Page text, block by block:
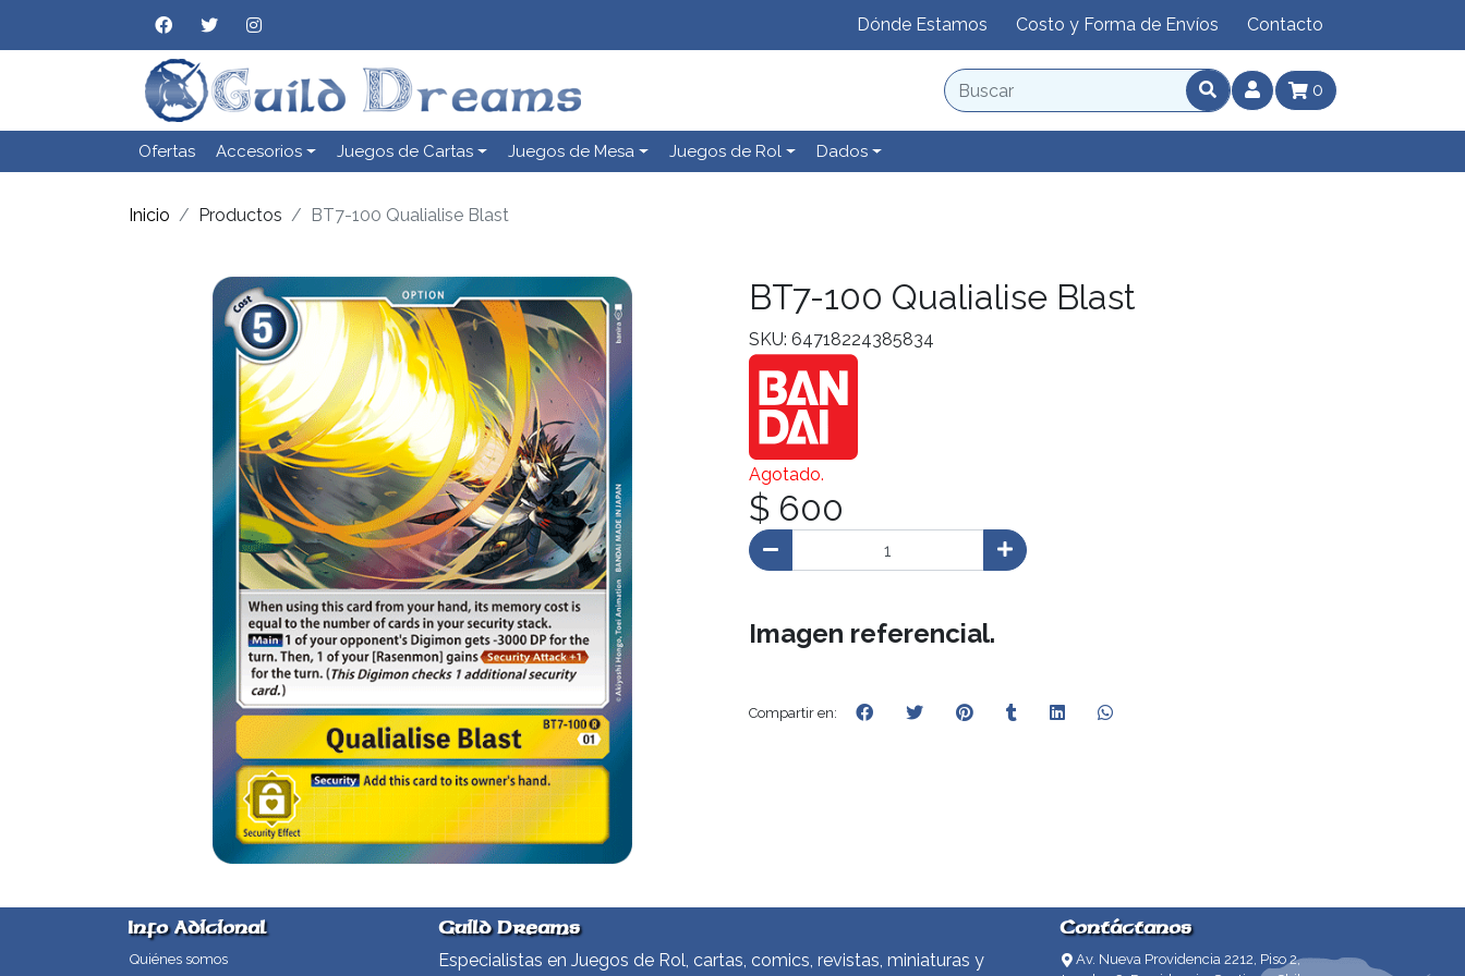
Dónde Estamos Costo y Forma de Envíos Contacto
0
Ofertas Accesorios Juegos de Cartas Juegos de Mesa Juegos de Rol Dados
Inicio Productos BT7-100 Qualialise Blast
BT7-100 Qualialise Blast
SKU: 64718224385834
Agotado.
$ 600
Imagen referencial.
Compartir en:
Info Adicional
Quiénes somos
Guild Dreams
Especialistas en Juegos de Rol, cartas, comics, revistas, miniaturas y
Contáctanos
Av. Nueva Providencia 2212, Piso 2,